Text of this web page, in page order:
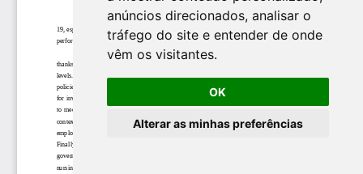
anúncios direcionados, analisar o
tráfego do site e entender de onde
vêm os visitantes.
OK
Alterar as minhas preferências